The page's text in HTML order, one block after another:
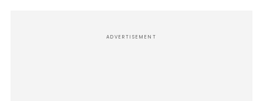
ADVERTISEMENT